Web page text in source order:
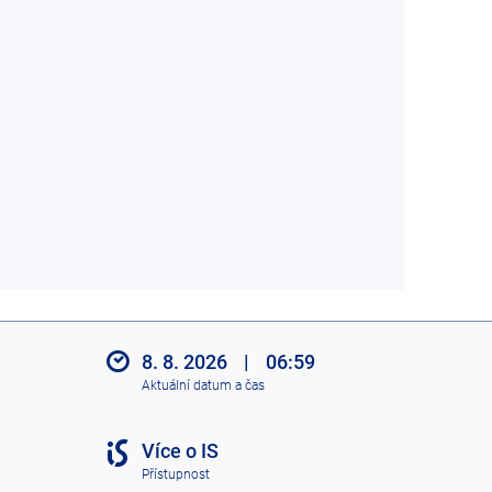
8. 8. 2026 | 06:59
Aktuální datum a čas
Více o IS
Přístupnost